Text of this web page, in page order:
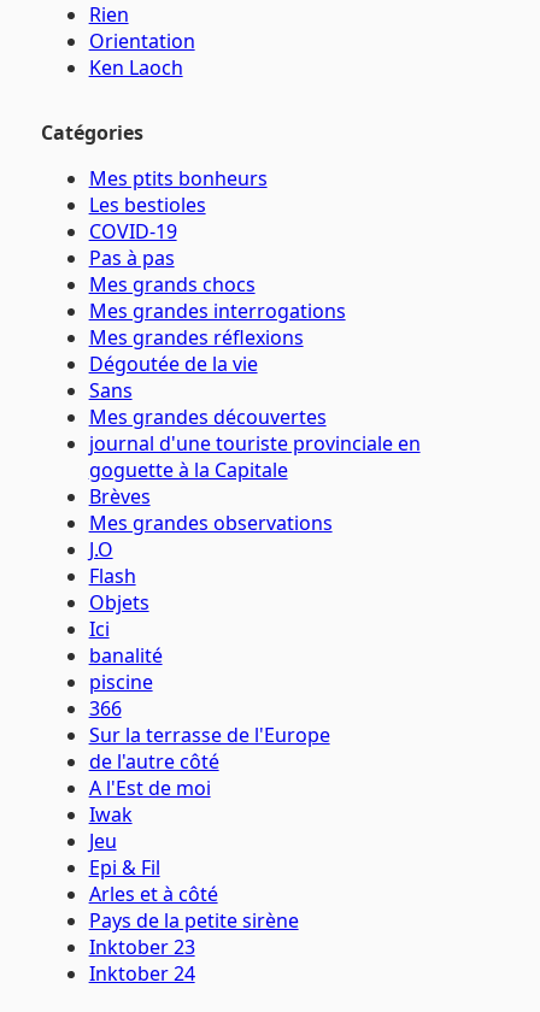
Rien
Orientation
Ken Laoch
Catégories
Mes ptits bonheurs
Les bestioles
COVID-19
Pas à pas
Mes grands chocs
Mes grandes interrogations
Mes grandes réflexions
Dégoutée de la vie
Sans
Mes grandes découvertes
journal d'une touriste provinciale en
goguette à la Capitale
Brèves
Mes grandes observations
J.O
Flash
Objets
Ici
banalité
piscine
366
Sur la terrasse de l'Europe
de l'autre côté
A l'Est de moi
Iwak
Jeu
Epi & Fil
Arles et à côté
Pays de la petite sirène
Inktober 23
Inktober 24